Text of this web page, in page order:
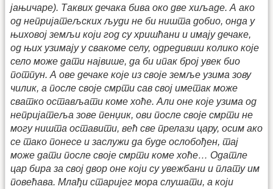
јањичаре). Таквих дечака бива око две хиљаде. А ако
од непријатељских људи не би ништа добио, онда у
њиховој земљи који год су хришћани и имају дечаке,
од њих узимају у свакоме селу, одредивши колико које
село може дати највише, да би ипак број увек био
потпун. А ове дечаке које из своје земље узима зову
чилик, а после своје смрти сав свој иметак може
сватко остављати коме хоће. Али оне које узима од
непријатеља зове пенџик, ови после своје смрти не
могу ништа оставити, већ све прелази цару, осим ако
се тако понесе и заслужи да буде ослобођен, тај
може дати после своје смрти коме хоће… Одатле
цар бира за свој двор оне који су увежбани и плату им
повећава. Млађи старијег мора слушати, а који